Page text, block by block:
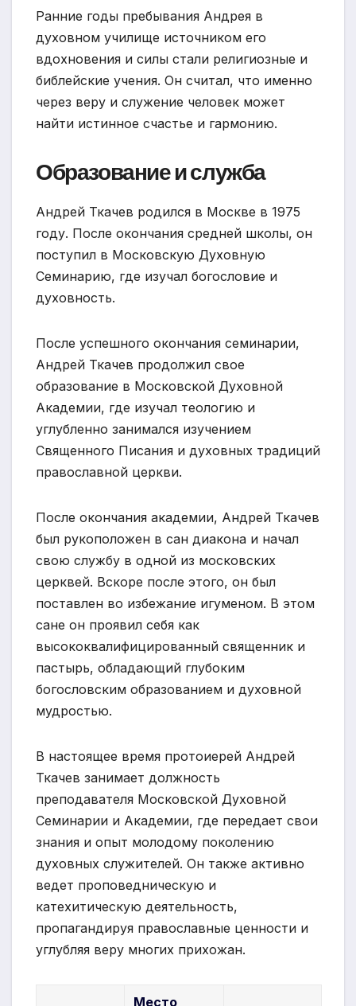
Ранние годы пребывания Андрея в
духовном училище источником его
вдохновения и силы стали религиозные и
библейские учения. Он считал, что именно
через веру и служение человек может
найти истинное счастье и гармонию.
Образование и служба
Андрей Ткачев родился в Москве в 1975
году. После окончания средней школы, он
поступил в Московскую Духовную
Семинарию, где изучал богословие и
духовность.
После успешного окончания семинарии,
Андрей Ткачев продолжил свое
образование в Московской Духовной
Академии, где изучал теологию и
углубленно занимался изучением
Священного Писания и духовных традиций
православной церкви.
После окончания академии, Андрей Ткачев
был рукоположен в сан диакона и начал
свою службу в одной из московских
церквей. Вскоре после этого, он был
поставлен во избежание игуменом. В этом
сане он проявил себя как
высококвалифицированный священник и
пастырь, обладающий глубоким
богословским образованием и духовной
мудростью.
В настоящее время протоиерей Андрей
Ткачев занимает должность
преподавателя Московской Духовной
Семинарии и Академии, где передает свои
знания и опыт молодому поколению
духовных служителей. Он также активно
ведет проповедническую и
катехитическую деятельность,
пропагандируя православные ценности и
углубляя веру многих прихожан.
Место